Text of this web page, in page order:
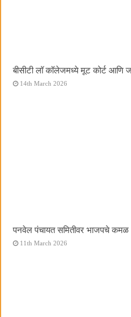
बीसीटी लॉ कॉलेजमध्ये मूट कोर्ट आणि
14th March 2026
पनवेल पंचायत समितीवर भाजपचे कमळ
11th March 2026